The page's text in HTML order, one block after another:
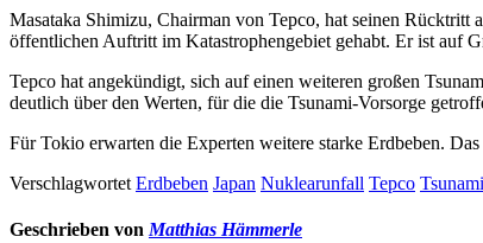
Masataka Shimizu, Chairman von Tepco, hat seinen Rücktritt
öffentlichen Auftritt im Katastrophengebiet gehabt. Er ist auf
Tepco hat angekündigt, sich auf einen weiteren großen
deutlich über den Werten, für die die Tsunami-Vorsorge
Für Tokio erwarten die Experten weitere starke Erdbeben.
Verschlagwortet Erdbeben Japan Nuklearunfall Tepco Tsunami
Geschrieben von Matthias Hämmerle